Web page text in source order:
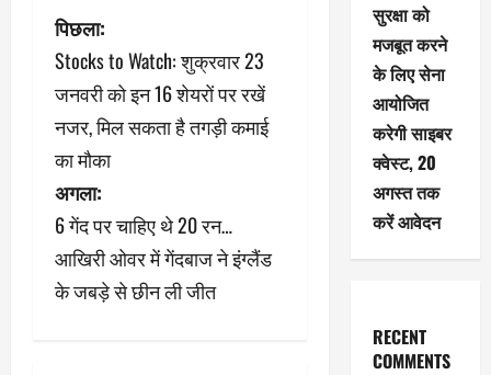
पो
स्ट
ने
वि
गे
श
न
पिछला:
Stocks to Watch: शुक्रवार 23
जनवरी को इन 16 शेयरों पर रखें
नजर, मिल सकता है तगड़ी कमाई
का मौका
अगला:
6 गेंद पर चाहिए थे 20 रन…
आखिरी ओवर में गेंदबाज ने इंग्लैंड
के जबड़े से छीन ली जीत
सुरक्षा को
मजबूत करने
के लिए सेना
आयोजित
करेगी साइबर
क्वेस्ट, 20
अगस्त तक
करें आवेदन
RECENT
COMMENTS